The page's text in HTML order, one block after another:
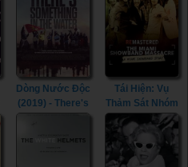
Forever (2022)
Dòng Nước Độc
(2019) - There's
(2019)
Tái Hiện: Vụ
Thảm Sát Nhóm
Showband
(2019) -
ReMastered: